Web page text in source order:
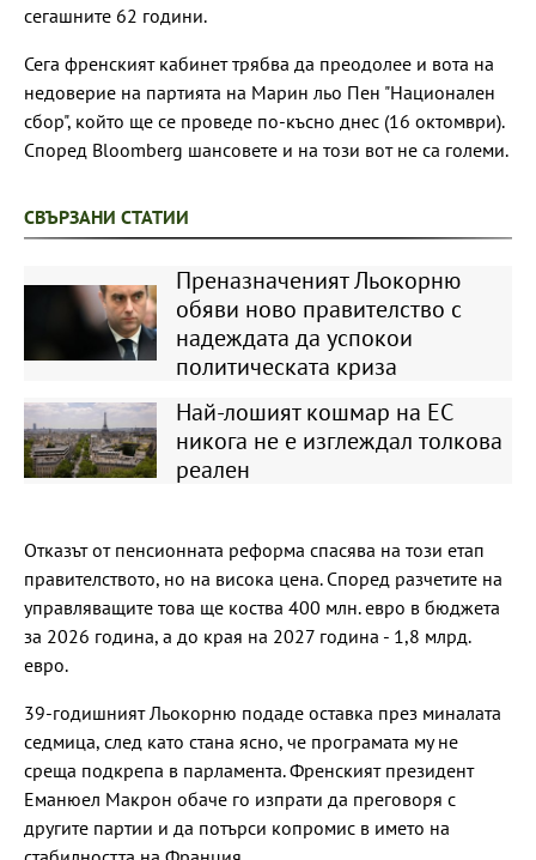
сегашните 62 години.
Сега френският кабинет трябва да преодолее и вота на
недоверие на партията на Марин льо Пен "Национален
сбор", който ще се проведе по-късно днес (16 октомври).
Според Bloomberg шансовете и на този вот не са големи.
СВЪРЗАНИ СТАТИИ
Преназначеният Льокорню
обяви ново правителство с
надеждата да успокои
политическата криза
Най-лошият кошмар на ЕС
никога не е изглеждал толкова
реален
Отказът от пенсионната реформа спасява на този етап
правителството, но на висока цена. Според разчетите на
управляващите това ще коства 400 млн. евро в бюджета
за 2026 година, а до края на 2027 година - 1,8 млрд.
евро.
39-годишният Льокорню подаде оставка през миналата
седмица, след като стана ясно, че програмата му не
среща подкрепа в парламента. Френският президент
Еманюел Макрон обаче го изпрати да преговоря с
другите партии и да потърси копромис в името на